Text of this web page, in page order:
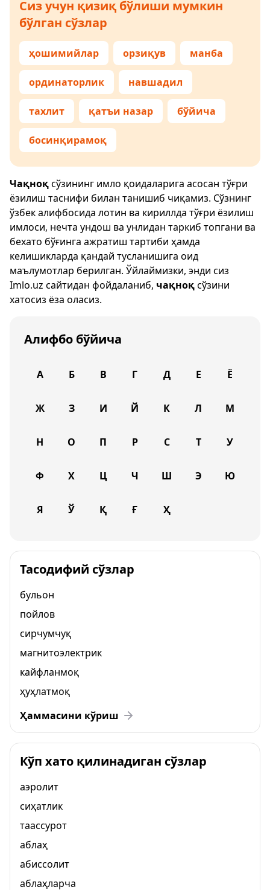
Сиз учун қизиқ бўлиши мумкин
бўлган сўзлар
ҳошимийлар орзиқув манба
ординаторлик навшадил
тахлит қатъи назар бўйича
босинқирамоқ
Чақноқсўзининг имло қоидаларига асосан тўғри
ёзилиш таснифи билан танишиб чиқамиз. Сўзнинг
ўзбек алифбосида лотин ва кириллда тўғри ёзилиш
имлоси, нечта ундош ва унлидан таркиб топгани ва
бехато бўғинга ажратиш тартиби ҳамда
келишикларда қандай тусланишига оид
маълумотлар берилган. Ўйлаймизки, энди сиз
Imlo.uz сайтидан фойдаланиб, чақноқсўзини
хатосиз ёза оласиз.
Алифбо бўйича
А Б В Г Д Е Ё
Ж З И Й К Л М
Н О П Р С Т У
Ф Х Ц Ч Ш Э Ю
Я Ў Қ Ғ Ҳ
Тасодифий сўзлар
бульон
пойлов
сирчумчуқ
магнитоэлектрик
кайфланмоқ
ҳуҳлатмоқ
Ҳаммасини кўриш
Кўп хато қилинадиган сўзлар
аэролит
сиҳатлик
таассурот
аблаҳ
абиссолит
аблаҳларча